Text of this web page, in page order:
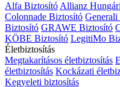
Alfa Biztosító Allianz
Colonnade Biztosító
Biztosító GRAWE Biztosító
KÖBE Biztosító LegitiMo
Életbiztosítás
Megtakarításos életbiztosítás
életbiztosítás Kockázati
Kegyeleti biztosítás